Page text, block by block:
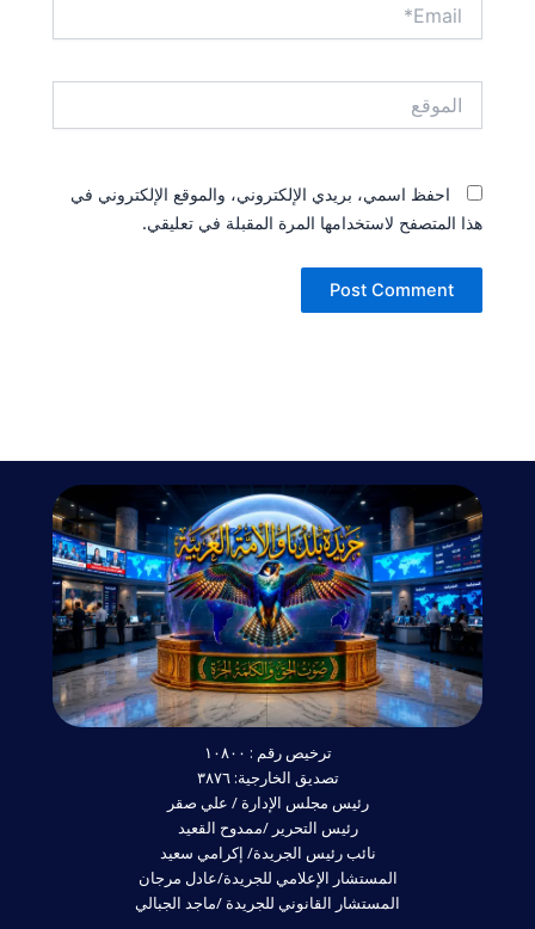
احفظ اسمي، بريدي الإلكتروني، والموقع الإلكتروني في
هذا المتصفح لاستخدامها المرة المقبلة في تعليقي.
ترخيص رقم : ١٠٨٠٠
تصديق الخارجية: ٣٨٧٦
رئيس مجلس الإدارة / علي صقر
رئيس التحرير /ممدوح القعيد
نائب رئيس الجريدة/ إكرامي سعيد
المستشار الإعلامي للجريدة/عادل مرجان
المستشار القانوني للجريدة /ماجد الجبالي